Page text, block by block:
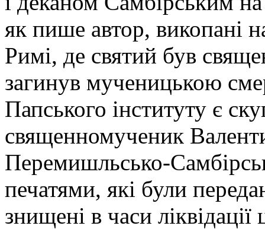
як пише автор, викопані
Римі, де святий був
загинув мученицькою
Папського інституту є
священномученик
Перемишльсько-
печатями, які були
знищені в часи ліквідації